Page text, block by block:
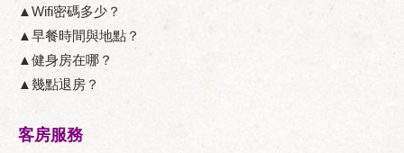
▲Wifi密碼多少？
▲早餐時間與地點？
▲健身房在哪？
▲幾點退房？
客房服務